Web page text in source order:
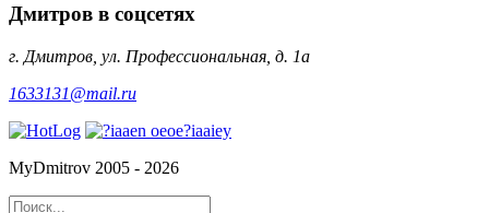
Дмитров в соцсетях
г. Дмитров, ул. Профессиональная, д. 1а
1633131@mail.ru
MyDmitrov 2005 - 2026